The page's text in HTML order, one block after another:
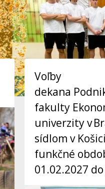
Voľby
dekana
fakulty
univerzity v
sídlom v
funkčné
01.02.2027